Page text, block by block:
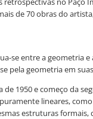
de 70 obras do
se entre a geometria
pela geometria em
de 1950 e começo da
lineares,
estruturas